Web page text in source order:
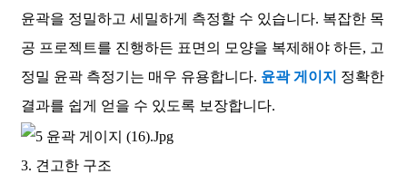
윤곽을 정밀하고 세밀하게 측정할 수 있습니다. 복잡한 목
공 프로젝트를 진행하든 표면의 모양을 복제해야 하든, 고
정밀 윤곽 측정기는 매우 유용합니다. 윤곽 게이지 정확한
결과를 쉽게 얻을 수 있도록 보장합니다.
3. 견고한 구조